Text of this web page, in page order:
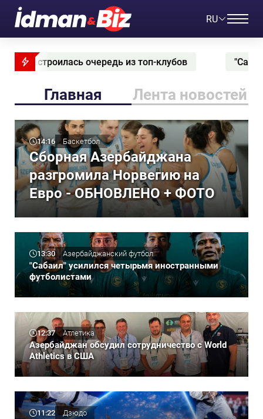
RU
"Сабаил" усилился четырьмя
Главная Лента новостей
14:16 Баскетбол
Сборная Азербайджана
разгромила Норвегию на
Евро - ОБНОВЛЕНО + ФОТО
13:30 Азербайджанский футбол
"Сабаил" усилился четырьмя иностранными
футболистами
12:37 Атлетика
Азербайджан обсудил сотрудничество с World
Athletics в США
11:22 Дзюдо